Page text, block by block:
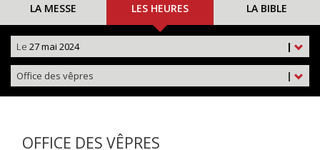
LA MESSE LES HEURES LA BIBLE
|
Le 27 mai 2024
|
Office des vêpres
OFFICE DES VÊPRES